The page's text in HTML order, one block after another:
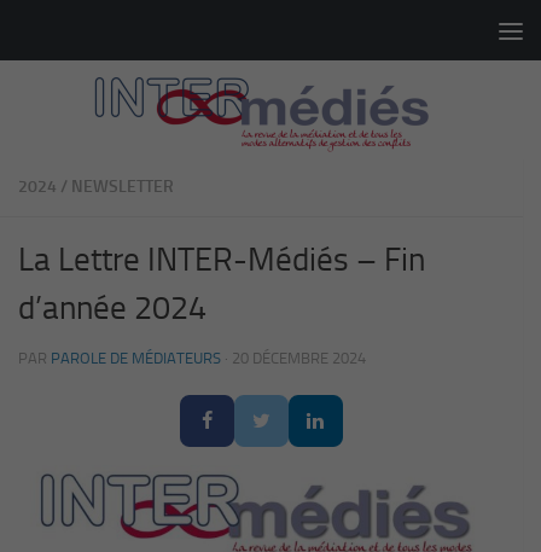
2024 / NEWSLETTER
La Lettre INTER-Médiés – Fin
d’année 2024
PAR PAROLE DE MÉDIATEURS · 20 DÉCEMBRE 2024